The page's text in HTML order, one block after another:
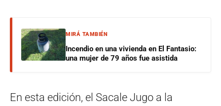
MIRÁ TAMBIÉN
Incendio en una vivienda en El Fantasio:
una mujer de 79 años fue asistida
En esta edición, el Sacale Jugo a la